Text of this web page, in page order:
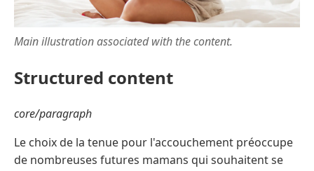
Main illustration associated with the content.
Structured content
core/paragraph
Le choix de la tenue pour l'accouchement préoccupe
de nombreuses futures mamans qui souhaitent se